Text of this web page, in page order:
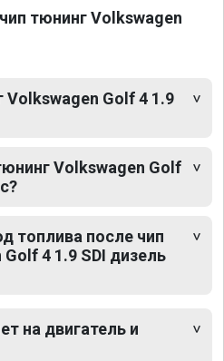
тюнинг Volkswagen
Volkswagen Golf 4 1.9
Volkswagen Golf
топлива после чип
4 1.9 SDI дизель
на двигатель и